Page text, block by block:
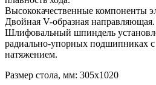
Высококачественные компоненты
Двойная V-образная направляющая.
Шлифовальный шпиндель
радиально-упорных подшипниках
натяжением.
Размер стола, мм: 305х1020